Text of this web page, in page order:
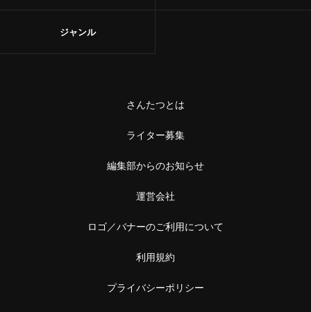
ジャンル
さんたつとは
ライター募集
編集部からのお知らせ
運営会社
ロゴ／バナーのご利用について
利用規約
プライバシーポリシー